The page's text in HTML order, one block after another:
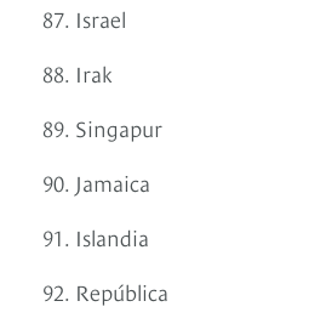
87. Israel
88. Irak
89. Singapur
90. Jamaica
91. Islandia
92. República